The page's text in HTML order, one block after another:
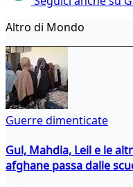
Altro di Mondo
Guerre dimenticate
Gul, Mahdia, Leil e le
afghane passa dalle